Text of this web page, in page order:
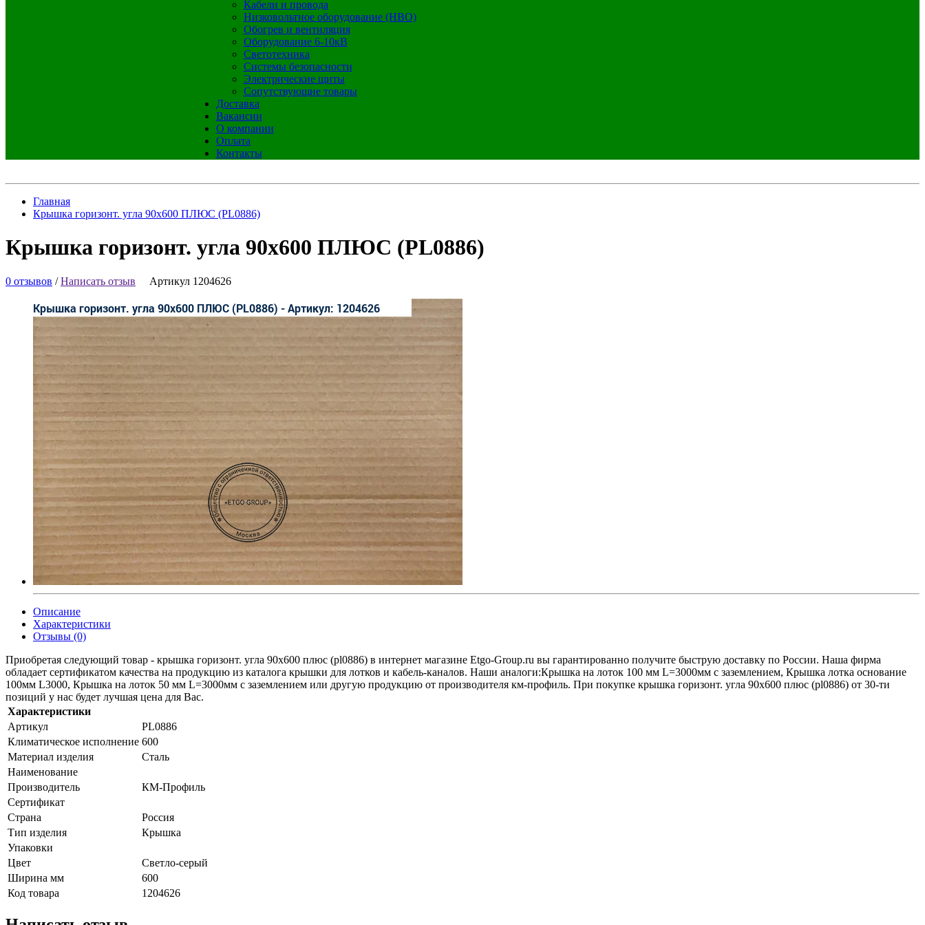
Кабели и провода
Низковольтное оборудование (НВО)
Обогрев и вентиляция
Оборудование 6-10кВ
Светотехника
Системы безопасности
Электрические щиты
Сопутствующие товары
Доставка
Вакансии
О компании
Оплата
Контакты
Главная
Крышка горизонт. угла 90х600 ПЛЮС (PL0886)
Крышка горизонт. угла 90х600 ПЛЮС (PL0886)
0 отзывов /Написать отзыв Артикул 1204626
Описание
Характеристики
Отзывы (0)
Приобретая следующий товар - крышка горизонт. угла 90х600 плюс (pl0886) в интернет магазине Etgo-Group.ru вы гарантированно получите быструю доставку по России. Наша фирма
обладает сертификатом качества на продукцию из каталога крышки для лотков и кабель-каналов. Наши аналоги:Крышка на лоток 100 мм L=3000мм с заземлением, Крышка лотка основание
100мм L3000, Крышка на лоток 50 мм L=3000мм с заземлением или другую продукцию от производителя км-профиль. При покупке крышка горизонт. угла 90х600 плюс (pl0886) от 30-ти
позиций у нас будет лучшая цена для Вас.
Характеристики
Артикул
PL0886
Климатическое исполнение 600
Материал изделия
Сталь
Наименование
Производитель
КМ-Профиль
Сертификат
Страна
Россия
Тип изделия
Крышка
Упаковки
Цвет
Светло-серый
Ширина мм
600
Код товара
1204626